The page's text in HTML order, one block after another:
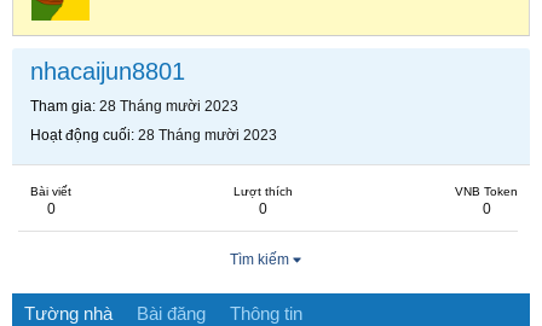
nhacaijun8801
Tham gia 28 Tháng mười 2023
Hoạt động cuối 28 Tháng mười 2023
Bài viết
0
Lượt thích
0
VNB Token
0
Tìm kiếm
Tường nhà Bài đăng Thông tin